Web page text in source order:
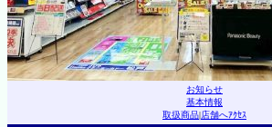
お知らせ
基本情報
取扱商品|店舗へｱｸｾｽ